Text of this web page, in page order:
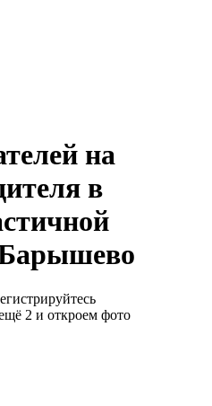
на
в
2 и откроем фото